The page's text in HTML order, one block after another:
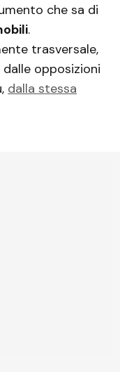
che sa di
.
trasversale,
opposizioni
dalla stessa